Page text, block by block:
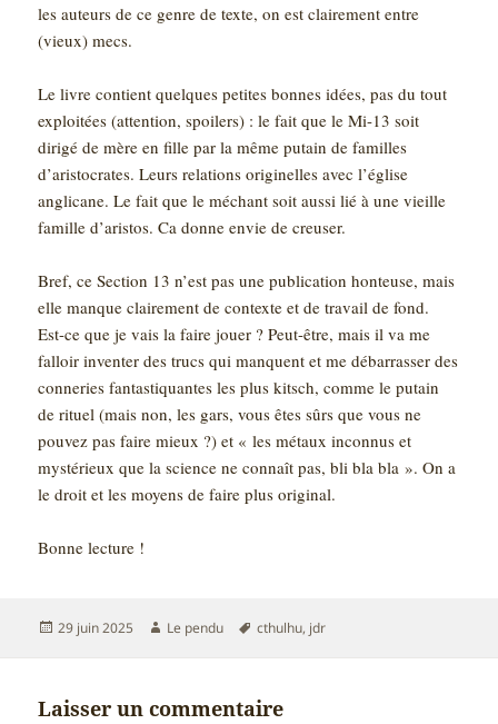
les auteurs de ce genre de texte, on est clairement entre
(vieux) mecs.
Le livre contient quelques petites bonnes idées, pas du tout
exploitées (attention, spoilers) : le fait que le Mi-13 soit
dirigé de mère en fille par la même putain de familles
d’aristocrates. Leurs relations originelles avec l’église
anglicane. Le fait que le méchant soit aussi lié à une vieille
famille d’aristos. Ca donne envie de creuser.
Bref, ce Section 13 n’est pas une publication honteuse, mais
elle manque clairement de contexte et de travail de fond.
Est-ce que je vais la faire jouer ? Peut-être, mais il va me
falloir inventer des trucs qui manquent et me débarrasser des
conneries fantastiquantes les plus kitsch, comme le putain
de rituel (mais non, les gars, vous êtes sûrs que vous ne
pouvez pas faire mieux ?) et « les métaux inconnus et
mystérieux que la science ne connaît pas, bli bla bla ». On a
le droit et les moyens de faire plus original.
Bonne lecture !
Publié
29 juin 2025 Auteur
Le pendu
Mots-
cthulhu, jdr
Laisser un commentaire